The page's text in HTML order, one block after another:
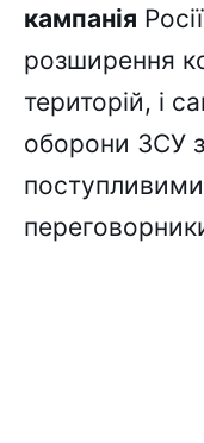
кампанія
розширення
територій, і
оборони ЗСУ
поступливими